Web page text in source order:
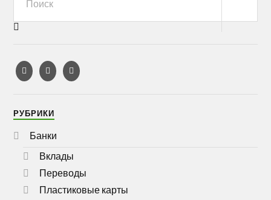
РУБРИКИ
Банки
Вклады
Переводы
Пластиковые карты